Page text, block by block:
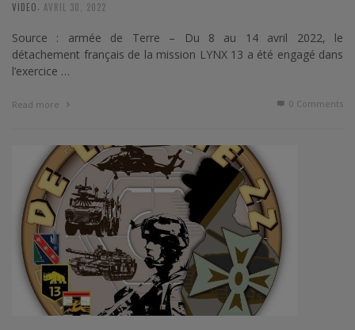
VIDEO AVRIL 30, 2022
Source : armée de Terre – Du 8 au 14 avril 2022, le
détachement français de la mission LYNX 13 a été engagé dans
l’exercice …
Read more 0 Comments